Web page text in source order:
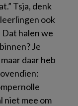
Tsja, denk
ook
Dat halen we
Je
daar heb
niet mee om